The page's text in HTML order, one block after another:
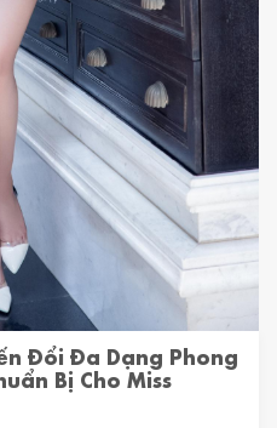
Đổi Đa Dạng Phong
Bị Cho Miss